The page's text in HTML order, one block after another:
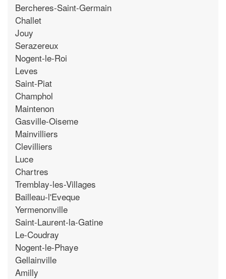
Bercheres-Saint-Germain
Challet
Jouy
Serazereux
Nogent-le-Roi
Leves
Saint-Piat
Champhol
Maintenon
Gasville-Oiseme
Mainvilliers
Clevilliers
Luce
Chartres
Tremblay-les-Villages
Bailleau-l'Eveque
Yermenonville
Saint-Laurent-la-Gatine
Le-Coudray
Nogent-le-Phaye
Gellainville
Amilly